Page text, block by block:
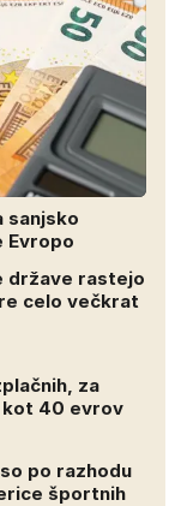
sanjsko
Evropo
države rastejo
celo večkrat
za
kot 40 evrov
po razhodu
športnih